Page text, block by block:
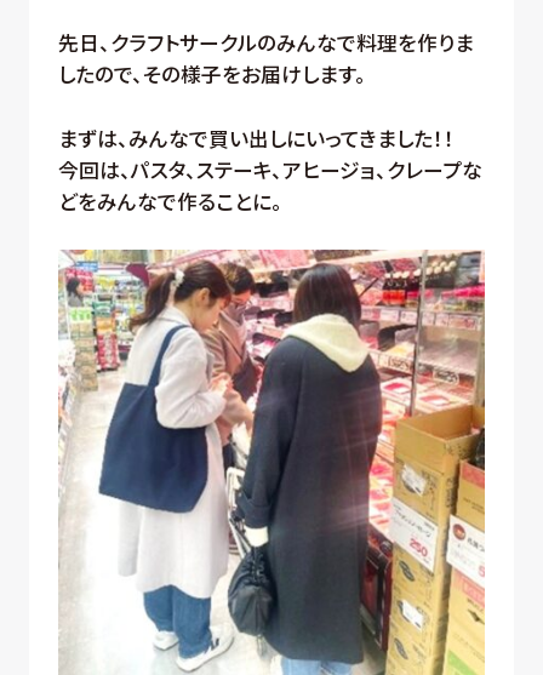
先日、クラフトサークルのみんなで料理を作りま
したので、その様子をお届けします。
まずは、みんなで買い出しにいってきました！！
今回は、パスタ、ステーキ、アヒージョ、クレープな
どをみんなで作ることに。